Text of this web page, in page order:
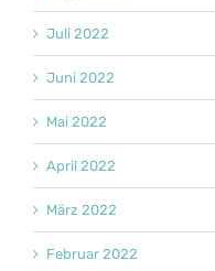
Juli 2022
Juni 2022
Mai 2022
April 2022
März 2022
Februar 2022